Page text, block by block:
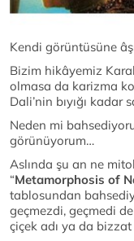
Kendi görüntüsüne
Bizim hikâyemiz
olmasa da karizma
Dali’nin bıyığı kadar
Neden mi
görünüyorum…
Aslında şu an ne
“Metamorphosis of
tablosundan
geçmezdi, geçmedi
çiçek adı ya da